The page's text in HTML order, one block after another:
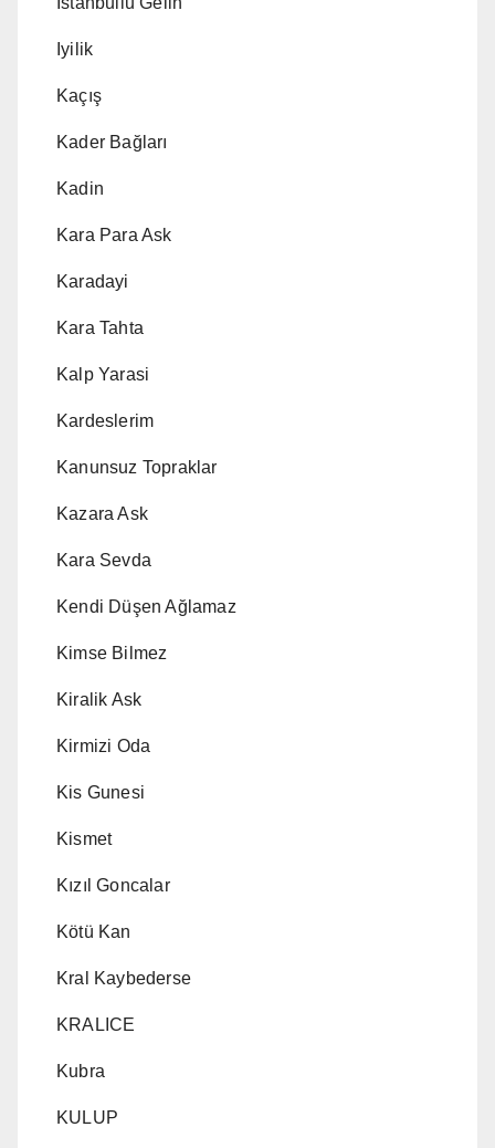
Iyilik
Kaçış
Kader Bağları
Kadin
Kara Para Ask
Karadayi
Kara Tahta
Kalp Yarasi
Kardeslerim
Kanunsuz Topraklar
Kazara Ask
Kara Sevda
Kendi Düşen Ağlamaz
Kimse Bilmez
Kiralik Ask
Kirmizi Oda
Kis Gunesi
Kismet
Kızıl Goncalar
Kötü Kan
Kral Kaybederse
KRALICE
Kubra
KULUP